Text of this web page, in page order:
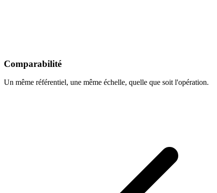
Comparabilité
Un même référentiel, une même échelle, quelle que soit l'opération.